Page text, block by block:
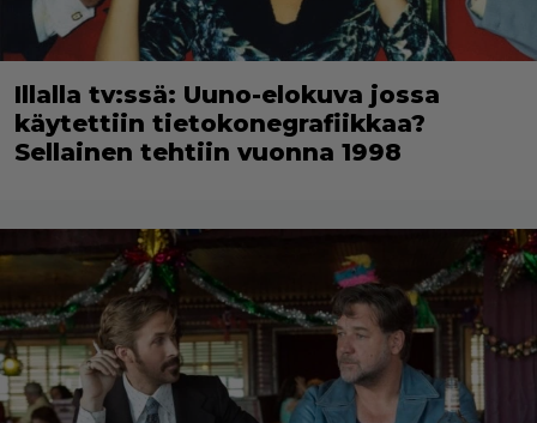
Illalla tv:ssä: Uuno-elokuva jossa
käytettiin tietokonegrafiikkaa?
Sellainen tehtiin vuonna 1998